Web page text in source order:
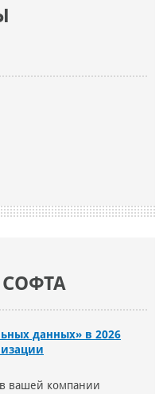
данных» в 2026
в вашей компании